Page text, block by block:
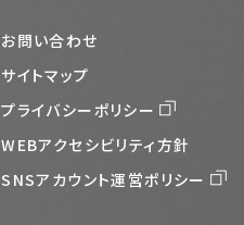
お問い合わせ
サイトマップ
プライバシーポリシー
WEBアクセシビリティ方針
SNSアカウント運営ポリシー